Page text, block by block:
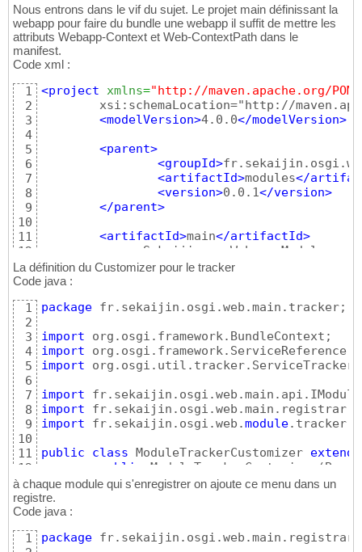
47
</project>
30
31
32
33
34
35
36
37
}
public synchronized void close
}
14
15
16
17
log =
}
}
Nous entrons dans le vif du sujet. Le projet main définissant la
webapp pour faire du bundle une webapp il suffit de mettre les
attributs Webapp-Context et Web-ContextPath dans le
manifest.
Code xml :
1
2
3
4
5
6
7
8
9
10
11
12
13
14
16
17
18
19
20
21
22
23
24
25
26
28
29
30
31
32
<project xmlns="http://maven.apache.org/
<modelVersion>4.0.0</modelVersion>
<parent>
<groupId>
<artifactId>modules</
<version>0.0.1</version>
</parent>
<artifactId>main</artifactId>
Sekaijin :: Web :: Module ::
<packaging>bundle</packaging
</properties >
<dependencies>
<dependency>
<groupId>
<version > 0.0.1</
<scope>provided</
</dependency>
<groupId>
<artifactId
<version>0.0.1</
<groupId> org.osgi </
La définition du Customizer pour le tracker
Code java :
1
2
3
4
5
6
7
8
9
10
11
12
13
14
15
17
package fr.sekaijin.osgi.web.main.tracker;
import
import
import
import
import
import fr.sekaijin.osgi.web.module
public
class ModuleTrackerCustomizer extends
public
ModuleTrackerCustomizer (
super (context) ;
public void modifiedService(
à chaque module qui s'enregistrer on ajoute ce menu dans un
registre.
Code java :
1
package fr.sekaijin.osgi.web.main.registrar;